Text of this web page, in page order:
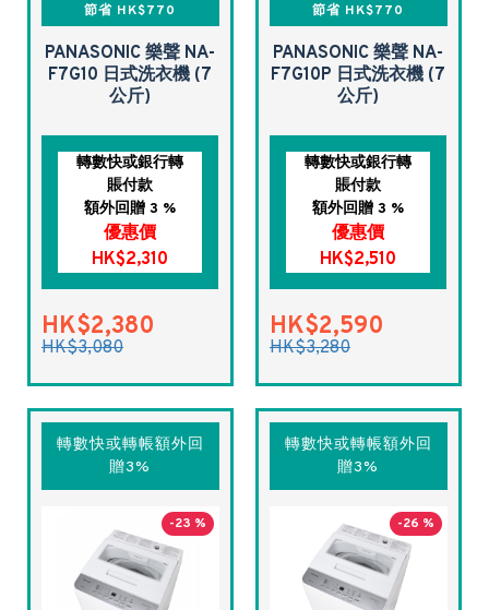
節省 HK$770
PANASONIC 樂聲 NA-
F7G10 日式洗衣機 (7
公斤)
轉數快或銀行轉
賬付款
額外回贈 3 %
優惠價
HK$2,310
HK$2,380
HK$3,080
節省 HK$770
PANASONIC 樂聲 NA-
F7G10P 日式洗衣機 (7
公斤)
轉數快或銀行轉
賬付款
額外回贈 3 %
優惠價
HK$2,510
HK$2,590
HK$3,280
轉數快或轉帳額外回
贈3%
-23 %
轉數快或轉帳額外回
贈3%
-26 %